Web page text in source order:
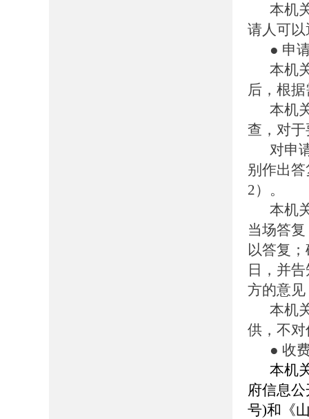
本机
请人可
● 申
本机
后，根
本机
查，对
对申
别作出
2）。
本机
当场答
以答复
日，并
方的意
本机
供，不
● 收
本机
府信息
号)和《